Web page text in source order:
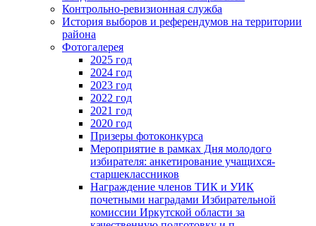
Контрольно-ревизионная служба
История выборов и референдумов на территории
района
Фотогалерея
2025 год
2024 год
2023 год
2022 год
2021 год
2020 год
Призеры фотоконкурса
Мероприятие в рамках Дня молодого
избирателя: анкетирование учащихся-
старшеклассников
Награждение членов ТИК и УИК
почетными наградами Избирательной
комиссии Иркутской области за